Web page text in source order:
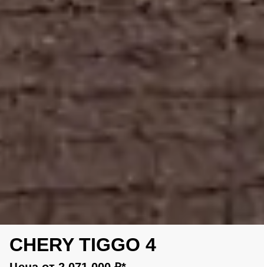
CHERY TIGGO 4